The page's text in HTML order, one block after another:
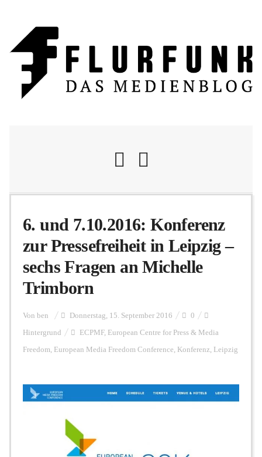
Flurschelte
Hintergrund
FUNKTURM-Beiträge
6. und 7.10.2016: Konferenz
zur Pressefreiheit in Leipzig –
sechs Fragen an Michelle
Trimborn
Von ben Donnerstag, 15. September 2016 0
Hintergrund ECPMF, European Centre for Press & Media
Freedom, European Media Freedom Conference, Konferenz, Leipzig